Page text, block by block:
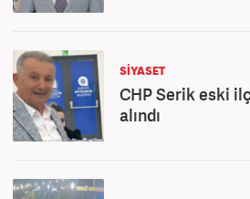
SİYASET
CHP Serik eski
alındı